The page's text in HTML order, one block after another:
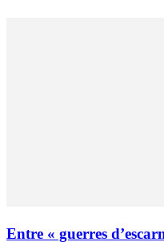
Entre « guerres